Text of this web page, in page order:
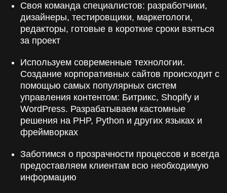
Своя команда специалистов: разработчики,
дизайнеры, тестировщики, маркетологи,
редакторы, готовые в короткие сроки взяться
за проект
Используем современные технологии.
Создание корпоративных сайтов происходит с
помощью самых популярных систем
управления контентом: Битрикс, Shopify и
WordPress. Разрабатываем кастомные
решения на PHP, Python и других языках и
фреймворках
Заботимся о прозрачности процессов и всегда
предоставляем клиентам всю необходимую
информацию